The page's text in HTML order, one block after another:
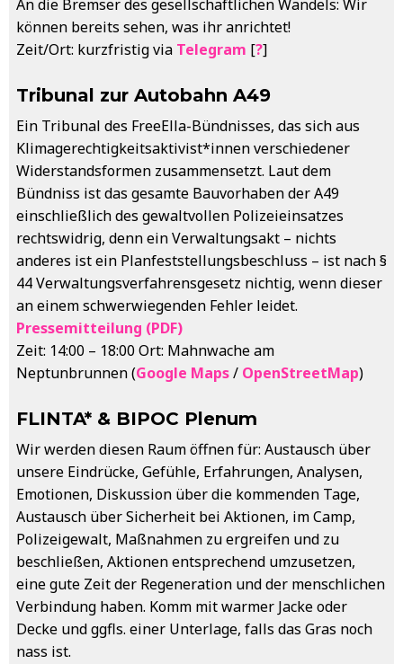
An die Bremser des gesellschaftlichen Wandels: Wir
können bereits sehen, was ihr anrichtet!
Zeit/Ort: kurzfristig via Telegram [?]
Tribunal zur Autobahn A49
Ein Tribunal des FreeElla-Bündnisses, das sich aus
Klimagerechtigkeitsaktivist*innen verschiedener
Widerstandsformen zusammensetzt. Laut dem
Bündniss ist das gesamte Bauvorhaben der A49
einschließlich des gewaltvollen Polizeieinsatzes
rechtswidrig, denn ein Verwaltungsakt – nichts
anderes ist ein Planfeststellungsbeschluss – ist nach §
44 Verwaltungsverfahrensgesetz nichtig, wenn dieser
an einem schwerwiegenden Fehler leidet.
Pressemitteilung (PDF)
Zeit: 14:00 – 18:00 Ort: Mahnwache am
Neptunbrunnen (Google Maps/ OpenStreetMap)
FLINTA* & BIPOC Plenum
Wir werden diesen Raum öffnen für: Austausch über
unsere Eindrücke, Gefühle, Erfahrungen, Analysen,
Emotionen, Diskussion über die kommenden Tage,
Austausch über Sicherheit bei Aktionen, im Camp,
Polizeigewalt, Maßnahmen zu ergreifen und zu
beschließen, Aktionen entsprechend umzusetzen,
eine gute Zeit der Regeneration und der menschlichen
Verbindung haben. Komm mit warmer Jacke oder
Decke und ggfls. einer Unterlage, falls das Gras noch
nass ist.